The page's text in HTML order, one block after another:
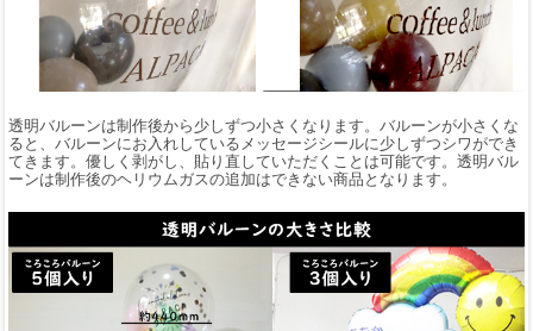
透明バルーンは制作後から少しずつ小さくなります。バルーンが小さくな
ると、バルーンにお入れしているメッセージシールに少しずつシワができ
てきます。優しく剥がし、貼り直していただくことは可能です。透明バル
ーンは制作後のヘリウムガスの追加はできない商品となります。